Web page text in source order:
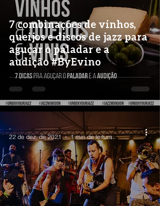
7 combinações de vinhos,
queijos e discos de jazz para
aguçar o paladar e a
audição #ByEvino
-
22 de dez. de 2021
1 min de leitura